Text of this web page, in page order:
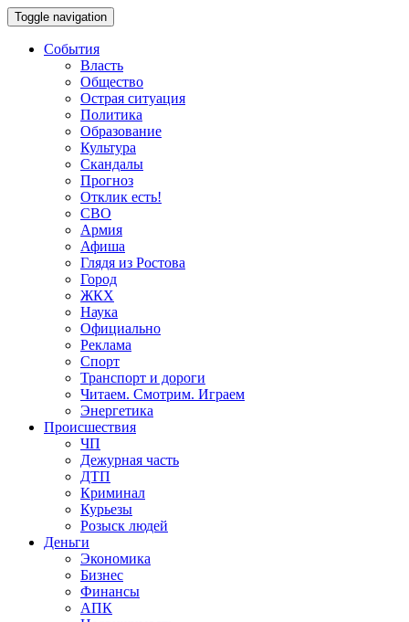
Toggle navigation
События
Власть
Общество
Острая ситуация
Политика
Образование
Культура
Скандалы
Прогноз
Отклик есть!
СВО
Армия
Афиша
Глядя из Ростова
Город
ЖКХ
Наука
Официально
Реклама
Спорт
Транспорт и дороги
Читаем. Смотрим. Играем
Энергетика
Происшествия
ЧП
Дежурная часть
ДТП
Криминал
Курьезы
Розыск людей
Деньги
Экономика
Бизнес
Финансы
АПК